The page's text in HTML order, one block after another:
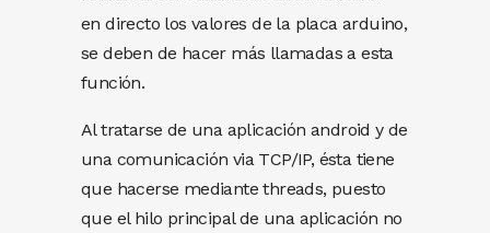
en directo los valores de la placa arduino,
se deben de hacer más llamadas a esta
función.
Al tratarse de una aplicación android y de
una comunicación via TCP/IP, ésta tiene
que hacerse mediante threads, puesto
que el hilo principal de una aplicación no